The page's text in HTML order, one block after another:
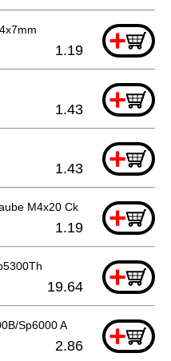
+
1.19
+
1.43
+
1.43
M4x20 Ck +
1.19
+
19.64
Sp6000 A +
2.86